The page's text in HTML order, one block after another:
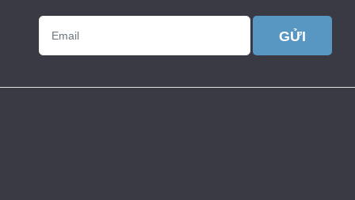
GỬI